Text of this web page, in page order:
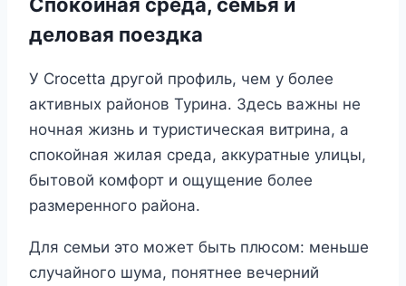
деловая поездка
У Crocetta другой профиль, чем у более
активных районов Турина. Здесь важны не
ночная жизнь и туристическая витрина, а
спокойная жилая среда, аккуратные улицы,
бытовой комфорт и ощущение более
размеренного района.
Для семьи это может быть плюсом: меньше
случайного шума, понятнее вечерний